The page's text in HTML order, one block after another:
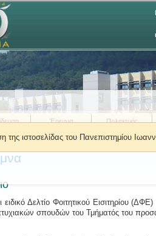
της ιστοσελίδας του Πανεπιστημίου
Έρευνα Πολιτισμός
Φοιτητική μέριμνα »Φοιτητικό εισιτήριο
ειδικό Δελτίο Φοιτητικού Εισιτηρίου (ΔΦΕ)
σπουδών του Τμήματός του